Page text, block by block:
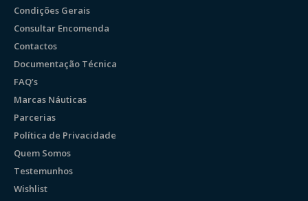
Condições Gerais
Consultar Encomenda
Contactos
Documentação Técnica
FAQ’s
Marcas Náuticas
Parcerias
Política de Privacidade
Quem Somos
Testemunhos
Wishlist